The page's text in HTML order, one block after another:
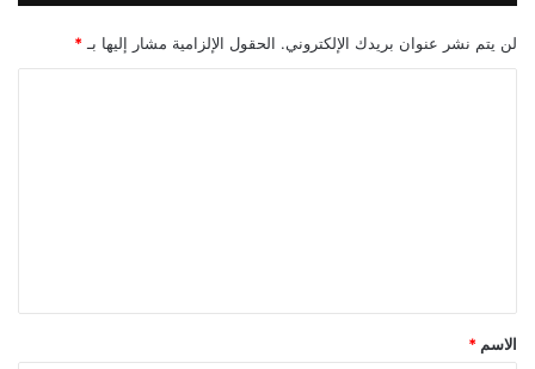
لن يتم نشر عنوان بريدك الإلكتروني. الحقول الإلزامية مشار إليها بـ *
*
الاسم *